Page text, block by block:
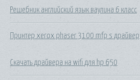
Решебник английский язык ваулина 6 класс
Принтер xerox phaser 3100 mfp s драйвер
Скачать драйвера на wifi для hp 650